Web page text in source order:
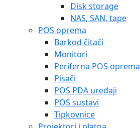
Disk storage
NAS, SAN, tape
POS oprema
Barkod čitači
Monitori
Periferna POS oprema
Pisači
POS PDA uređaji
POS sustavi
Tipkovnice